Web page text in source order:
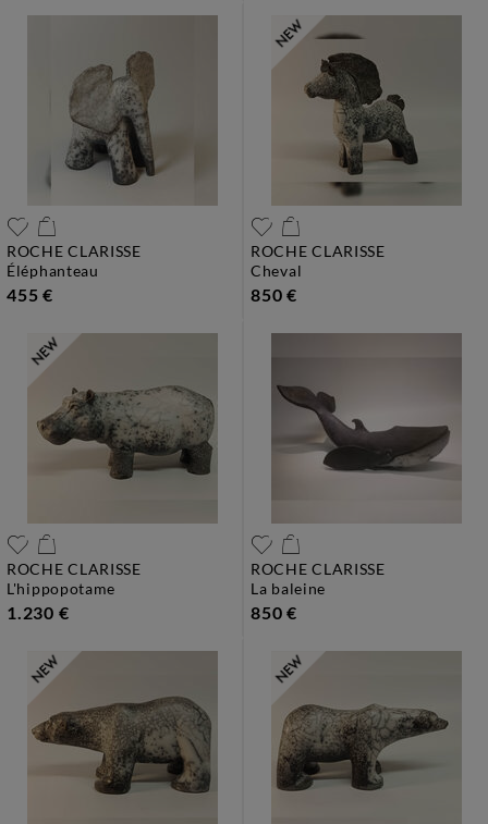
ROCHE CLARISSE
éléphanteau
455 €
ROCHE CLARISSE
cheval
850 €
ROCHE CLARISSE
l'hippopotame
1.230 €
ROCHE CLARISSE
la baleine
850 €